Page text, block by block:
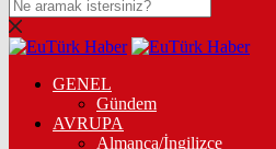
GENEL
Gündem
AVRUPA
Almanca/İngilizce